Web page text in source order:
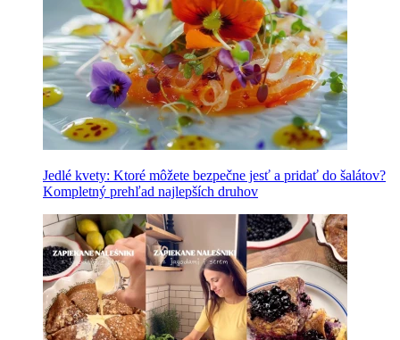
Jedlé kvety: Ktoré môžete bezpečne jesť a pridať do šalátov?
Kompletný prehľad najlepších druhov